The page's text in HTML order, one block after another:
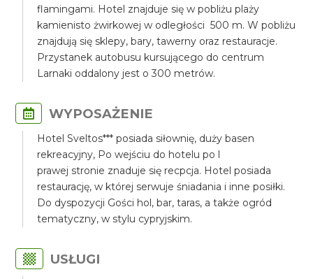
flamingami. Hotel znajduje się w pobliżu plaży
kamienisto żwirkowej w odległości 500 m. W pobliżu
znajdują się sklepy, bary, tawerny oraz restauracje.
Przystanek autobusu kursującego do centrum
Larnaki oddalony jest o 300 metrów.
WYPOSAŻENIE
Hotel Sveltos*** posiada siłownię, duży basen
rekreacyjny, Po wejściu do hotelu po l
prawej stronie znaduje się recpcja. Hotel posiada
restaurację, w której serwuje śniadania i inne posiłki.
Do dyspozycji Gości hol, bar, taras, a także ogród
tematyczny, w stylu cypryjskim.
USŁUGI